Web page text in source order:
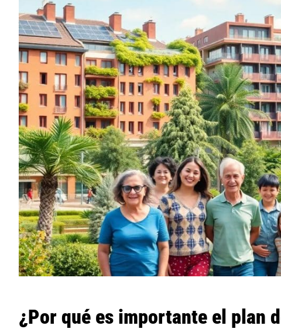
¿Por qué es importante el plan